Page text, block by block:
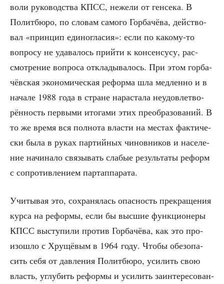
воли руко­вод­ства КПСС, неже­ли от ген­се­ка. В
Полит­бю­ро, по сло­вам само­го Гор­ба­чё­ва, дей­ство­
вал «прин­цип еди­но­гла­сия»: если по како­му-то
вопро­су не уда­ва­лось прий­ти к кон­сен­су­су, рас­
смот­ре­ние вопро­са откла­ды­ва­лось. При этом гор­ба­
чёв­ская эко­но­ми­че­ская рефор­ма шла мед­лен­но и в
нача­ле 1988 года в стране нарас­та­ла неудо­вле­тво­
рён­ность пер­вы­ми ито­га­ми этих пре­об­ра­зо­ва­ний. В
то же вре­мя вся пол­но­та вла­сти на местах фак­ти­че­
ски была в руках пар­тий­ных чинов­ни­ков и насе­ле­
ние начи­на­ло свя­зы­вать сла­бые резуль­та­ты реформ
с сопро­тив­ле­ни­ем партаппарата.
Учи­ты­вая это, сохра­ня­лась опас­ность пре­кра­ще­ния
кур­са на рефор­мы, если бы выс­шие функ­ци­о­не­ры
КПСС высту­пи­ли про­тив Гор­ба­чё­ва, как это про­
изо­шло с Хру­щё­вым в 1964 году. Что­бы обез­опа­
сить себя от дав­ле­ния Полит­бю­ро, уси­лить свою
власть, углу­бить рефор­мы и уси­лить заин­те­ре­со­ван­